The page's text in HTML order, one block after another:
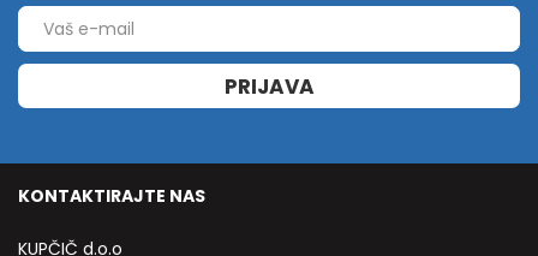
PRIJAVA
KONTAKTIRAJTE NAS
KUPČIČ d.o.o